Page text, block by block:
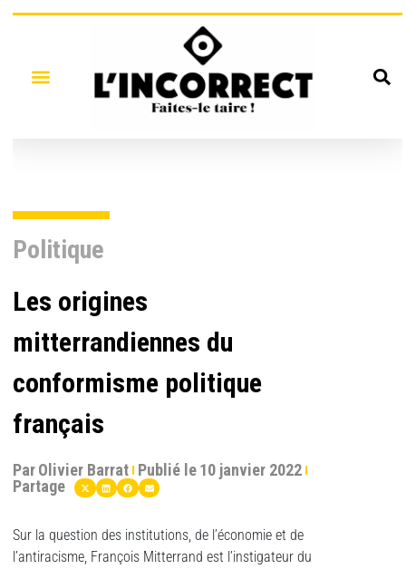
Politique
Les origines
mitterrandiennes du
conformisme politique
français
ParOlivier Barrat Publié le10 janvier 2022
Partage
Sur la question des institutions, de l’économie et de
l’antiracisme, François Mitterrand est l’instigateur du